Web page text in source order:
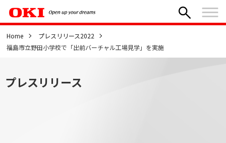
Home
プレスリリース2022
福島市立野田小学校で「出前バーチャル工場見学」を実施
プレスリリース